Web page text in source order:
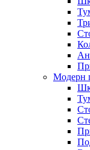
Модерн